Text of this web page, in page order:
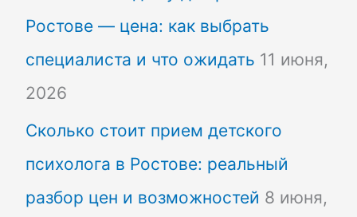
Ростове — цена: как выбрать
специалиста и что ожидать 11 июня,
2026
Сколько стоит прием детского
психолога в Ростове: реальный
разбор цен и возможностей 8 июня,